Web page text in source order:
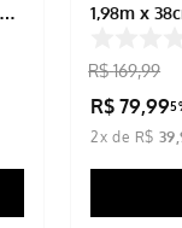
1,98m x
R$ 169,99
R$ 79,99
2x de R$ 39 ,